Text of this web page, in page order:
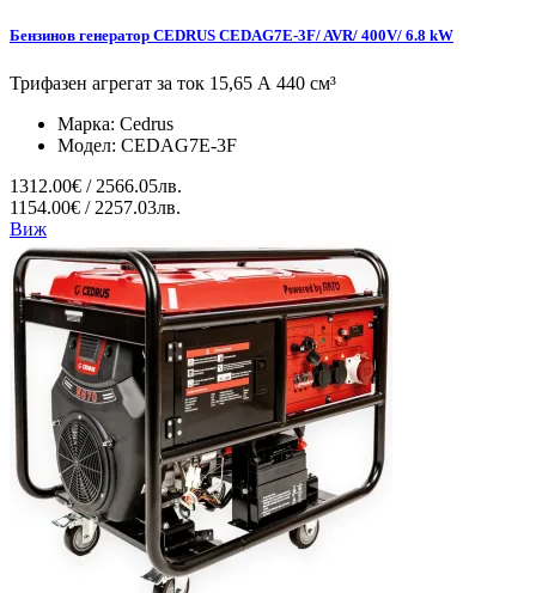
Бензинов генератор CEDRUS CEDAG7E-3F/ AVR/ 400V/ 6.8 kW
Трифазен агрегат за ток 15,65 А 440 см³
Марка: Cedrus
Модел: CEDAG7E-3F
1312.00€ / 2566.05лв.
1154.00€ / 2257.03лв.
Виж